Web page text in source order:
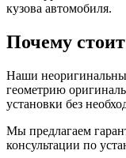
кузова автомобиля.
Почему
Наши
геометрию
установки без
Мы предлагаем
консультации по